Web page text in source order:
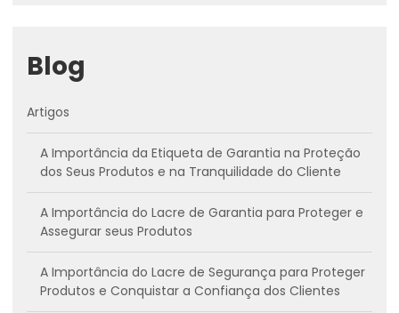
Blog
Artigos
A Importância da Etiqueta de Garantia na Proteção
dos Seus Produtos e na Tranquilidade do Cliente
A Importância do Lacre de Garantia para Proteger e
Assegurar seus Produtos
A Importância do Lacre de Segurança para Proteger
Produtos e Conquistar a Confiança dos Clientes